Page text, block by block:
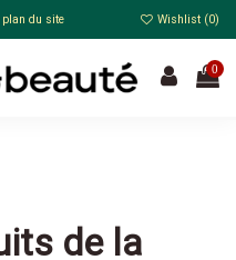
plan du site Wishlist (0)
0
de la